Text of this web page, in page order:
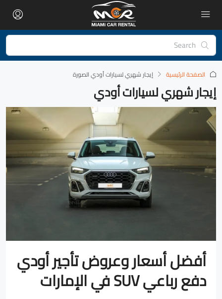
الصفحة الرئيسية ‏إيجار شهري لسيارات أودي الصورة
إيجار شهري لسيارات أودي
أفضل أسعار وعروض تأجير أودي
دفع رباعي SUV في الإمارات